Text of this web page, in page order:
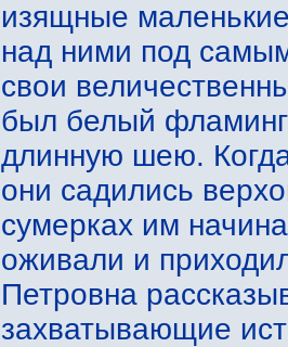
изящные
над ними под
свои
был белый
длинную шею.
они садились
сумерках им
оживали и
Петровна
захватывающие